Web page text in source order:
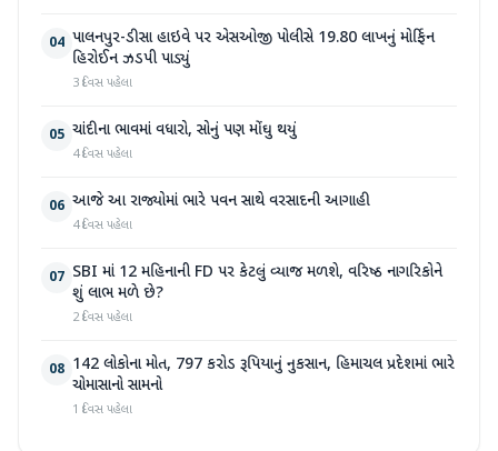
04 પાલનપુર-ડીસા હાઇવે પર એસઓજી પોલીસે 19.80 લાખનું મોર્ફિન
હિરોઈન ઝડપી પાડ્યું
3 દિવસ પહેલા
05 ચાંદીના ભાવમાં વધારો, સોનું પણ મોંઘુ થયું
4 દિવસ પહેલા
06 આજે આ રાજ્યોમાં ભારે પવન સાથે વરસાદની આગાહી
4 દિવસ પહેલા
07 SBI માં 12 મહિનાની FD પર કેટલું વ્યાજ મળશે, વરિષ્ઠ નાગરિકોને
શું લાભ મળે છે?
2 દિવસ પહેલા
08 142 લોકોના મોત, 797 કરોડ રૂપિયાનું નુકસાન, હિમાચલ પ્રદેશમાં ભારે
ચોમાસાનો સામનો
1 દિવસ પહેલા